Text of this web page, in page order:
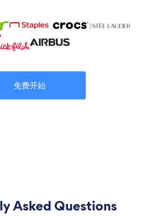
免费开始
Asked Questions